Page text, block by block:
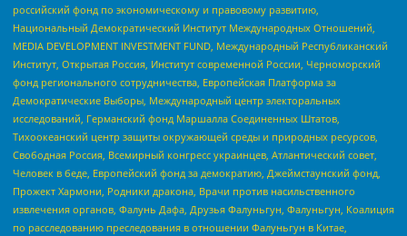
российский фонд по экономическому и правовому развитию,
Национальный Демократический Институт Международных Отношений,
MEDIA DEVELOPMENT INVESTMENT FUND, Международный Республиканский
Институт, Открытая Россия, Институт современной России, Черноморский
фонд регионального сотрудничества, Европейская Платформа за
Демократические Выборы, Международный центр электоральных
исследований, Германский фонд Маршалла Соединенных Штатов,
Тихоокеанский центр защиты окружающей среды и природных ресурсов,
Свободная Россия, Всемирный конгресс украинцев, Атлантический совет,
Человек в беде, Европейский фонд за демократию, Джеймстаунский фонд,
Прожект Хармони, Родники дракона, Врачи против насильственного
извлечения органов, Фалунь Дафа, Друзья Фалуньгун, Фалуньгун, Коалиция
по расследованию преследования в отношении Фалуньгун в Китае,